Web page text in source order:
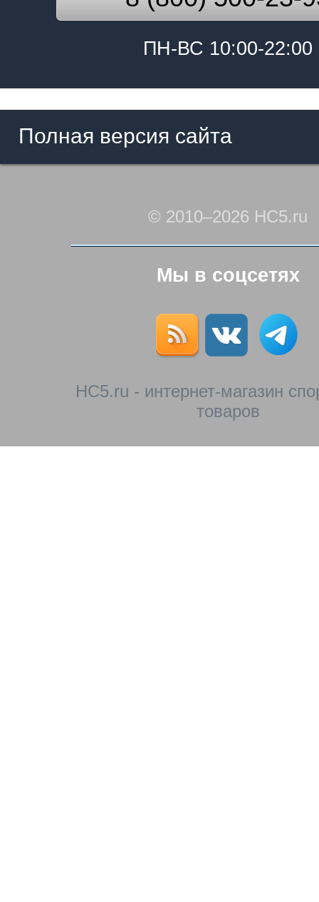
ПН-ВС 10:00-22:00
Полная версия сайта
© 2010–2026 HC5.ru
Мы в соцсетях
HC5.ru - интернет-магазин
товаров